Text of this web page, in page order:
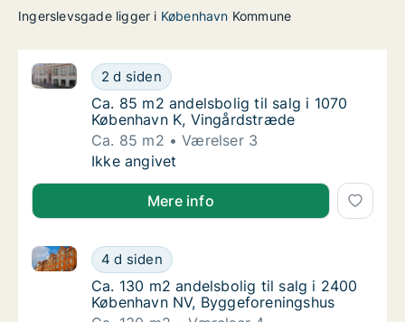
Ingerslevsgade ligger i København Kommune
Ca. 85 m2 andelsbolig til salg i 1070
2 d siden
Ca. 85 m2 andelsbolig til salg i 1070 København K,
Ca. 85 m2 andelsbolig til salg i 1070
Ca. 85 m2 andelsbolig til salg i 1070
København K, Vingårdstræde
Ca. 85 m2
Værelser 3
Ca. 85 m2 andelsbolig til salg i 1070
Ikke angivet
Mere info
Ca. 130 m2 andelsbolig til salg i 2400
4 d siden
Ca. 130 m2 andelsbolig til salg i 2400 København
Ca. 130 m2 andelsbolig til salg i 2400
Ca. 130 m2 andelsbolig til salg i 2400
København NV, Byggeforeningshus